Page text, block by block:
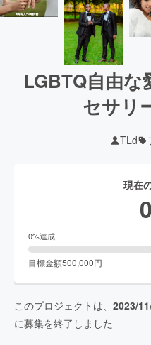
LGBTQ自由な
セサリ
TLd
現在
0
0%達成
目標金額500,000円
このプロジェクトは、 2023/
に募集を終了しました